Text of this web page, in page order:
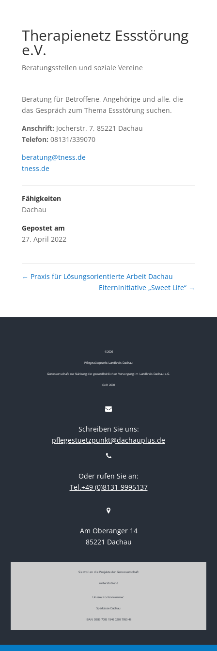
Therapienetz Essstörung
e.V.
Beratungsstellen und soziale Vereine
Beratung für Betroffene, Angehörige und alle, die
das Gespräch zum Thema Essstörung suchen.
Anschrift: Jocherstr. 7, 85221 Dachau
Telefon: 08131/339070
beratung@tness.de
tness.de
Fähigkeiten
Dachau
Gepostet am
27. April 2022
← Praxis für Lösungsorientierte Arbeit Dachau
Elterninitiative „Sweet Life“ →
©2026
Pflegestützpunkt Landkreis Dachau
Genossenschaft zur Stärkung der gesundheitlichen Versorgung im Landkreis Dachau e.G.
GnR 2690
Schreiben Sie uns:
pflegestuetzpunkt@dachauplus.de
Oder rufen Sie an:
Tel.+49 (0)8131-9995137
Am Oberanger 14
85221 Dachau
Sie wollen die Projekte der Genossenschaft
unterstützen?
Unsere Kontonummer:
Sparkasse Dachau
IBAN DE86 7005 1540 0280 7950 48